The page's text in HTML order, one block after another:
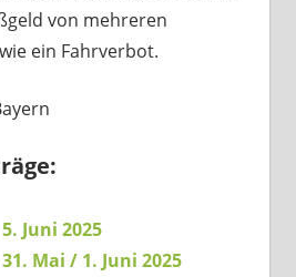
von mehreren
ein Fahrverbot.
Juni 2025
Mai / 1. Juni 2025